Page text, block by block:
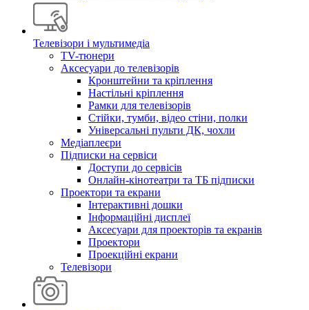
Телевізори і мультимедіа
TV-тюнери
Аксесуари до телевізорів
Кронштейни та кріплення
Настільні кріплення
Рамки для телевізорів
Стійки, тумби, відео стіни, полки
Універсальні пульти ДК, чохли
Медіаплеєри
Підписки на сервіси
Доступи до сервісів
Онлайн-кінотеатри та ТБ підписки
Проектори та екрани
Інтерактивні дошки
Інформаційні дисплеї
Аксесуари для проекторів та екранів
Проектори
Проекційні екрани
Телевізори